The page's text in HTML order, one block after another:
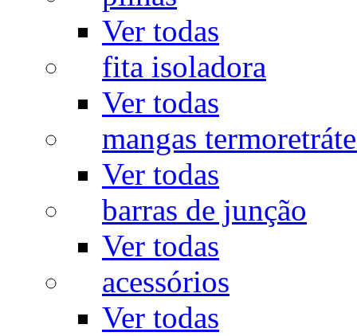
Ver todas
fita isoladora
Ver todas
mangas
Ver todas
barras de junção
Ver todas
acessórios
Ver todas